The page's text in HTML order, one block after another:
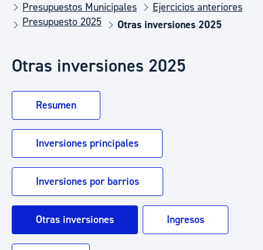
Presupuestos Municipales
Ejercicios anteriores
Presupuesto 2025
Otras inversiones 2025
Otras inversiones 2025
Resumen
Inversiones principales
Inversiones por barrios
Otras inversiones Ingresos